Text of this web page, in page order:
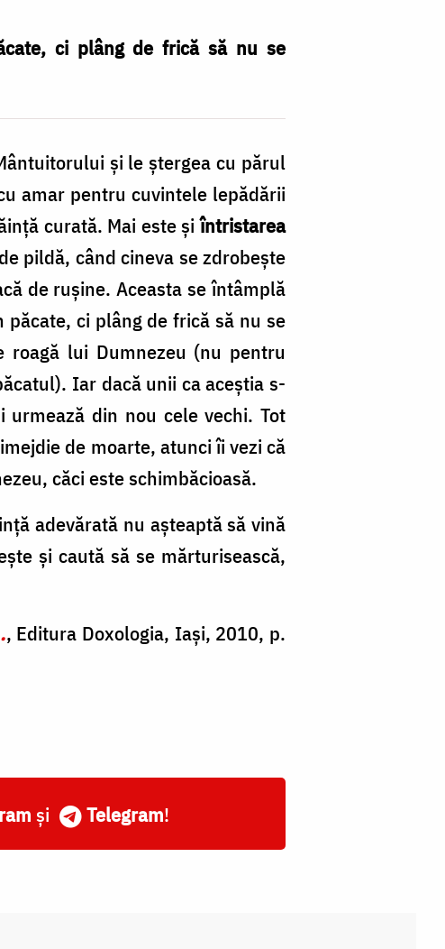
ci plâng de frică să nu se
și le ștergea cu părul
amar pentru cuvintele lepădării
curată. Mai este șiîntristarea
pildă, când cineva se zdrobește
de rușine. Aceasta se întâmplă
ci plâng de frică să nu se
roagă lui Dumnezeu (nu pentru
Iar dacă unii ca aceștia s-
din nou cele vechi. Tot
de moarte, atunci îi vezi că
căci este schimbăcioasă.
adevărată nu așteaptă să vină
și caută să se mărturisească,
, Editura Doxologia, Iași, 2010, p.
și Telegram!